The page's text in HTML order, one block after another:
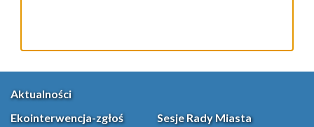
Aktualności
Ekointerwencja-zgłoś
Sesje Rady Miasta